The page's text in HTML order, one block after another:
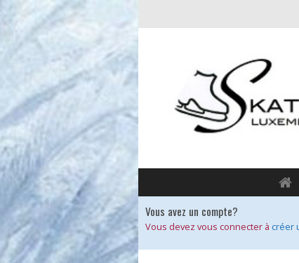
Vous avez un compte?
Vous devez vous connecter à créer